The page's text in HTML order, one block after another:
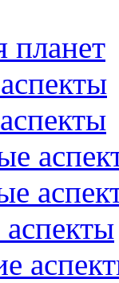
планет